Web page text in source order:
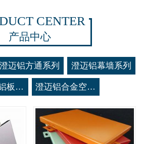
CENTER
产品中心
澄迈铝方通系列 澄迈铝幕墙系列
澄迈蜂窝铝板系列 澄迈铝合金空调罩系列